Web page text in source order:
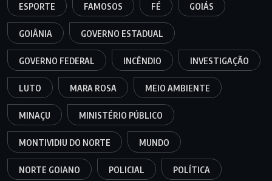
ESPORTE FAMOSOS FÉ GOIÁS
GOIÂNIA GOVERNO ESTADUAL
GOVERNO FEDERAL INCÊNDIO INVESTIGAÇÃO
LUTO MARA ROSA MEIO AMBIENTE
MINAÇU MINISTÉRIO PÚBLICO
MONTIVIDIU DO NORTE MUNDO
NORTE GOIANO POLICIAL POLÍTICA